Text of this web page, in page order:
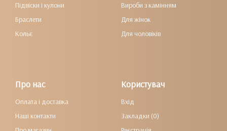
Підвіски і кулони
Браслети
Кольє
Вироби з камінням
Для жінок
Для чоловіків
Про нас
Оплата і доставка
Наші контакти
Користувач
Вхід
Закладки (0)